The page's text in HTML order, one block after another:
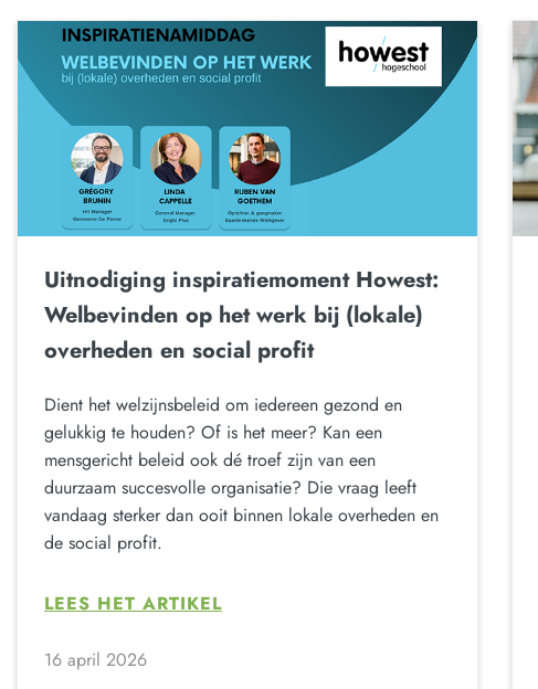
Uitnodiging inspiratiemoment Howest:
Welbevinden op het werk bij (lokale)
overheden en social profit
Dient het welzijnsbeleid om iedereen gezond en
gelukkig te houden? Of is het meer? Kan een
mensgericht beleid ook dé troef zijn van een
duurzaam succesvolle organisatie? Die vraag leeft
vandaag sterker dan ooit binnen lokale overheden en
de social profit.
LEES HET ARTIKEL
16 april 2026